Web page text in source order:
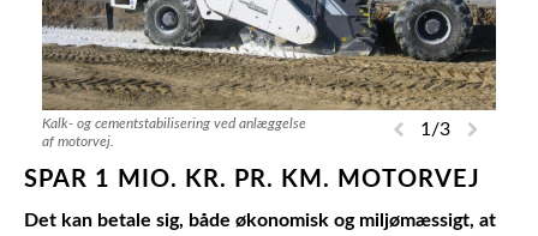
Kalk- og cementstabilisering ved anlæggelse
af motorvej.
1 /3
SPAR 1 MIO. KR. PR. KM. MOTORVEJ
Det kan betale sig, både økonomisk og miljømæssigt, at